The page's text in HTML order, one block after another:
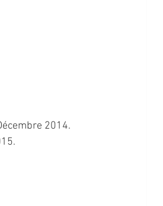
2014.